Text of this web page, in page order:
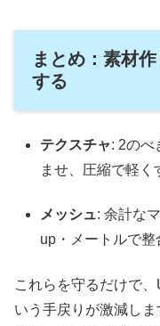
まとめ：素材
する
テクスチャ: 2のべ
ませ、圧縮で軽く
メッシュ: 余計な
up・メートルで整
これらを守るだけで
いう手戻りが激減しま